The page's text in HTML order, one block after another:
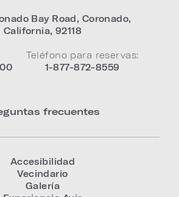
Bay Road, Coronado,
California,92118
Teléfono para reservas:
1-877-872-8559
frecuentes
Accesibilidad
Vecindario
Galería